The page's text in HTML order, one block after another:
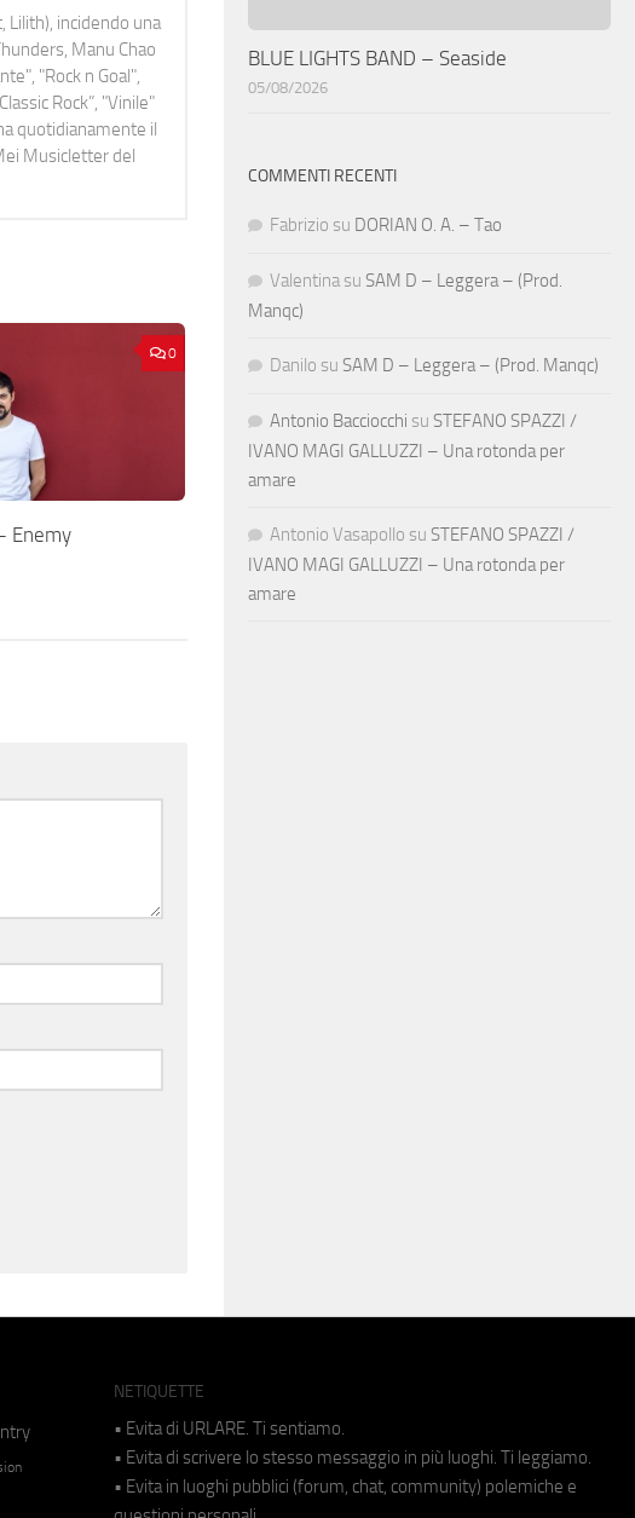
Lilith), incidendo una
Manu Chao
"Rock n Goal",
Rock”, "Vinile"
quotidianamente il
Musicletter del
0
Enemy
BLUE LIGHTS BAND – Seaside
05/08/2026
COMMENTI RECENTI
Fabrizio su DORIAN O. A. – Tao
Valentina su SAM D – Leggera – (Prod.
Manqc)
Danilo su SAM D – Leggera – (Prod. Manqc)
Antonio Bacciocchi su STEFANO SPAZZI /
IVANO MAGI GALLUZZI – Una rotonda per
amare
Antonio Vasapollo su STEFANO SPAZZI /
IVANO MAGI GALLUZZI – Una rotonda per
amare
NETIQUETTE
• Evita di URLARE. Ti sentiamo.
• Evita di scrivere lo stesso messaggio in più luoghi. Ti leggiamo.
• Evita in luoghi pubblici (forum, chat, community) polemiche e